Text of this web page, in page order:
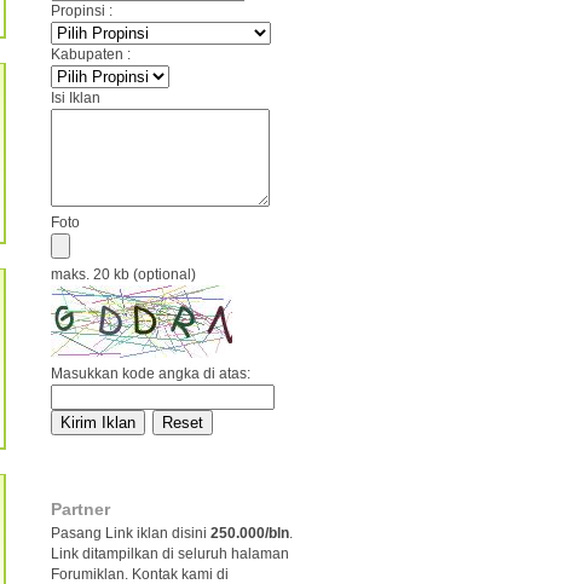
Propinsi :
Kabupaten :
Isi Iklan
Foto
maks. 20 kb (optional)
Masukkan kode angka di atas:
Partner
Pasang Link iklan disini 250.000/bln.
Link ditampilkan di seluruh halaman
Forumiklan. Kontak kami di